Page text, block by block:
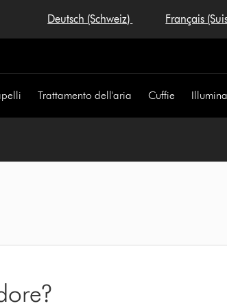
Deutsch (Schweiz) Français
Trattamento dell'aria Cuffie